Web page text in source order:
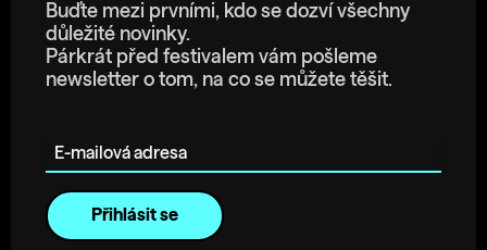
Buďte mezi prvními, kdo se dozví všechny
důležité novinky.
Párkrát před festivalem vám pošleme
newsletter o tom, na co se můžete těšit.